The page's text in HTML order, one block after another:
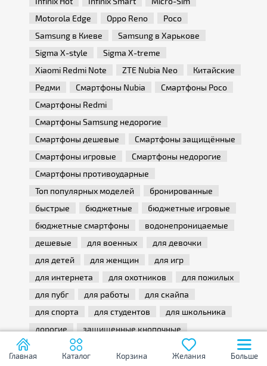
Motorola Edge
Oppo Reno
Poco
Samsung в Киеве
Samsung в Харькове
Sigma X-style
Sigma X-treme
Xiaomi Redmi Note
ZTE Nubia Neo
Китайские
Редми
Смартфоны Nubia
Смартфоны Poco
Смартфоны Redmi
Смартфоны Samsung недорогие
Смартфоны дешевые
Смартфоны защищённые
Смартфоны игровые
Смартфоны недорогие
Смартфоны противоударные
Топ популярных моделей
бронированные
быстрые
бюджетные
бюджетные игровые
бюджетные смартфоны
водонепроницаемые
дешевые
для военных
для девочки
для детей
для женщин
для игр
для интернета
для охотников
для пожилых
для пубг
для работы
для скайпа
для спорта
для студентов
для школьника
дорогие
защищенные кнопочные
кнопочные для бабушки
кнопочные с большим экраном
Главная Каталог Корзина Желания Больше